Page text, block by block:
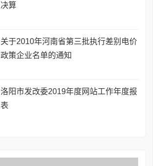
决算
关于2010年河南省第三批执行差别电价
政策企业名单的通知
洛阳市发改委2019年度网站工作年度报
表